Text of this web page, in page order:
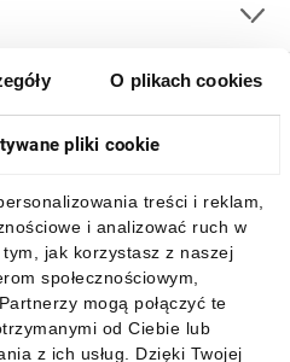
O plikach cookies
pliki cookie
treści i reklam,
i analizować ruch w
jak korzystasz z naszej
społecznościowym,
mogą połączyć te
od Ciebie lub
z ich usług. Dzięki Twojej
aplikację mobilną: